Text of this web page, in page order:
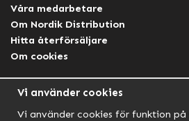
Våra medarbetare
Om Nordik Distribution
Hitta återförsäljare
Om cookies
Vi använder cookies
Vi använder cookies för funktion på